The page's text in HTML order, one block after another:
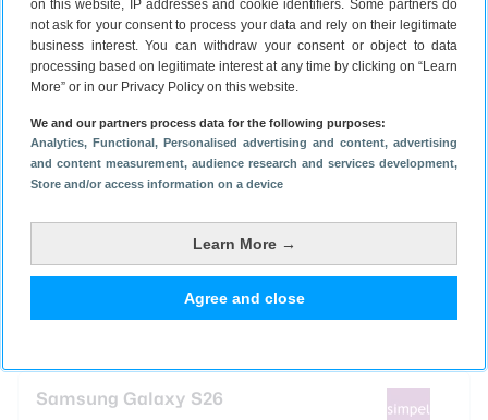
on this website, IP addresses and cookie identifiers. Some partners do
not ask for your consent to process your data and rely on their legitimate
business interest. You can withdraw your consent or object to data
processing based on legitimate interest at any time by clicking on “Learn
More” or in our Privacy Policy on this website.
We and our partners process data for the following purposes:
Analytics, Functional, Personalised advertising and content, advertising
and content measurement, audience research and services development,
Store and/or access information on a device
Learn More →
Agree and close
Gemiddeld p/m: € 29,46
Bekijk bij Belsimpel
Samsung Galaxy S26
400 min en 400 sms
Gemiddeld p/m: € 29,71
Samsung Galaxy S26